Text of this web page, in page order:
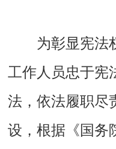
为彰显宪法
工作人员忠于宪
法，依法履职尽
设，根据《国务